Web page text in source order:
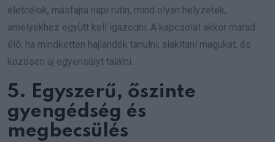
életcélok, másfajta napi rutin, mind olyan helyzetek,
amelyekhez együtt kell igazodni. A kapcsolat akkor marad
élő, ha mindketten hajlandók tanulni, alakítani magukat, és
közösen új egyensúlyt találni.
5. Egyszerű, őszinte
gyengédség és
megbecsülés